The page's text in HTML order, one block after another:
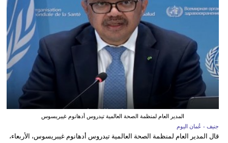
المدير العام لمنظمة الصحة العالمية تيدروس أدهانوم غيبريسوس
جنيف - عُمان اليوم
قال المدير العام لمنظمة الصحة العالمية تيدروس أدهانوم غيبريسوس، الأربعاء،